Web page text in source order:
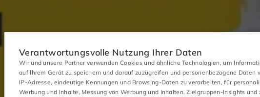
Verantwortungsvolle Nutzung Ihrer Daten
Wir und unsere Partner verwenden Cookies und ähnliche Technologien, um
auf Ihrem Gerät zu speichern und darauf zuzugreifen und personenbezogene Daten
IP-Adresse, eindeutige Kennungen und Browsing-Daten zu verarbeiten, für
Werbung und Inhalte, Messung von Werbung und Inhalten, Zielgruppen-Insights und